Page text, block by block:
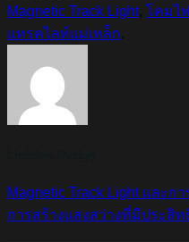
Magnetic Track Light, โคมไ
แทรคไลท์แม่เหล็ก.
Magnetic Track Light และ
การสร้างแสงสว่างที่มีประสิท